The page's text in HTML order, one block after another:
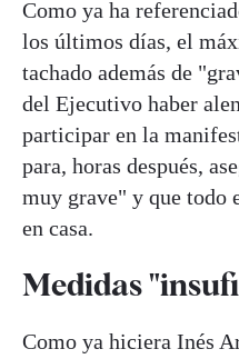
Como ya ha
los últimos días, el
tachado además de
del Ejecutivo haber
participar en la
para, horas después,
muy grave" y que todo
en casa.
Medidas
Como ya hiciera Inés